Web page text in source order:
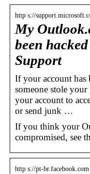
http s://
My
been
Support
If your account has
someone stole
your account to
or send junk …
If you think your
compromised, see
http s://pt-